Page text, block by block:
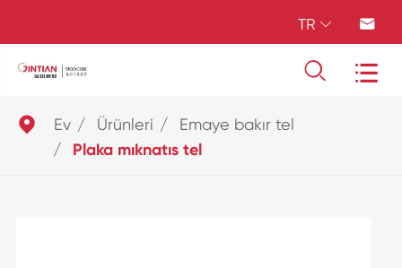
TR  
 
 Ev Ürünleri Emaye bakır tel
Plaka mıknatıs tel